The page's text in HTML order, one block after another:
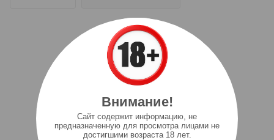
Внимание!
Cайт содержит информацию, не
предназначенную для просмотра лицами не
достигшими возраста 18 лет.